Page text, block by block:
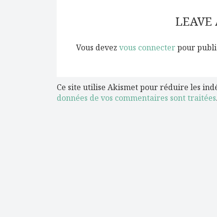
LEAVE
Vous devez vous connecterpour
Ce site utilise Akismet pour réduire les
données de vos commentaires sont traitées